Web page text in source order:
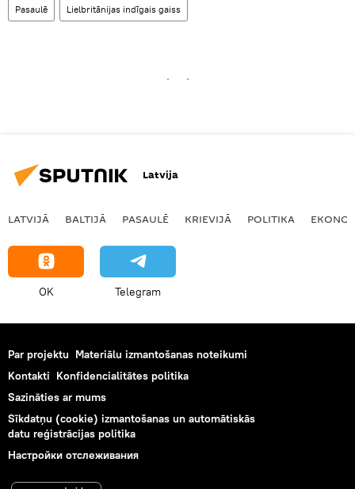
Pasaulē Lielbritānijas indīgais gaiss
Latvija
LATVIJĀ BALTIJĀ PASAULĒ KRIEVIJĀ POLITIKA
OK Telegram
Par projektu Materiālu izmantošanas noteikumi
Kontakti Konfidencialitātes politika
Sazināties ar mums
Sīkdatņu (cookie) izmantošanas un automātiskās
datu reģistrācijas politika
Настройки отслеживания